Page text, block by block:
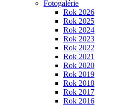
Fotogalérie
Rok 2026
Rok 2025
Rok 2024
Rok 2023
Rok 2022
Rok 2021
Rok 2020
Rok 2019
Rok 2018
Rok 2017
Rok 2016